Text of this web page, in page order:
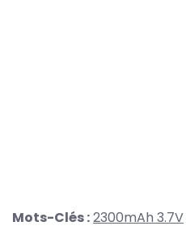
Mots-Clés :2300mAh 3.7V